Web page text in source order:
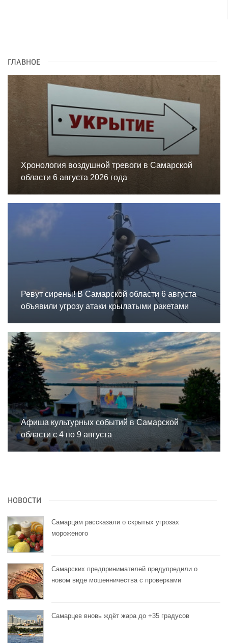
ГЛАВНОЕ
Хронология воздушной тревоги в Самарской
области 6 августа 2026 года
Ревут сирены! В Самарской области 6 августа
объявили угрозу атаки крылатыми ракетами
Афиша культурных событий в Самарской
области с 4 по 9 августа
НОВОСТИ
Самарцам рассказали о скрытых угрозах
мороженого
Самарских предпринимателей предупредили о
новом виде мошенничества с проверками
Самарцев вновь ждёт жара до +35 градусов